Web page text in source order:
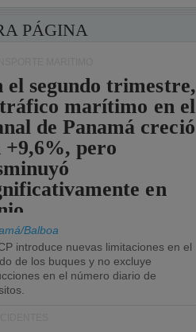
PÁGINA
el segundo trimestre,
marítimo en el
de Panamá creció
+9,6%, pero
en
Balboa
introduce nuevas limitaciones en el
de los buques y no excluye
en el número diario de